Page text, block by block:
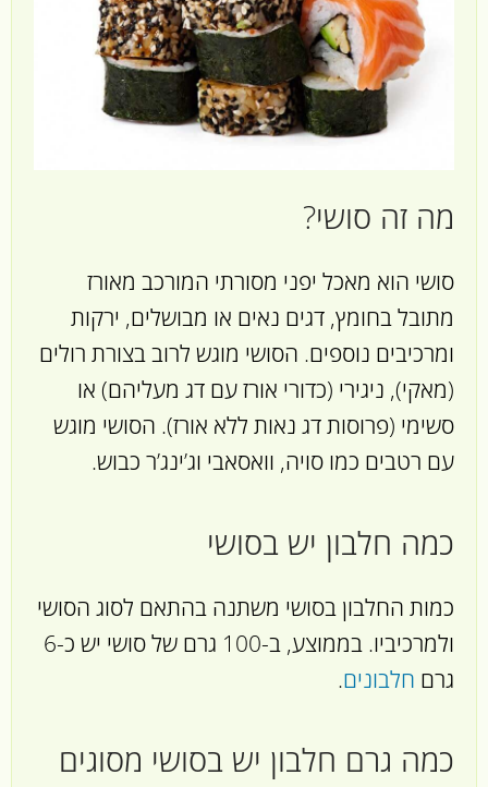
מה זה סושי?
סושי הוא מאכל יפני מסורתי המורכב מאורז
מתובל בחומץ, דגים נאים או מבושלים, ירקות
ומרכיבים נוספים. הסושי מוגש לרוב בצורת רולים
(מאקי), ניגירי (כדורי אורז עם דג מעליהם) או
סשימי (פרוסות דג נאות ללא אורז). הסושי מוגש
עם רטבים כמו סויה, וואסאבי וג’ינג’ר כבוש.
כמה חלבון יש בסושי
כמות החלבון בסושי משתנה בהתאם לסוג הסושי
ולמרכיביו. בממוצע, ב-100 גרם של סושי יש כ-6
גרם חלבונים.
כמה גרם חלבון יש בסושי מסוגים